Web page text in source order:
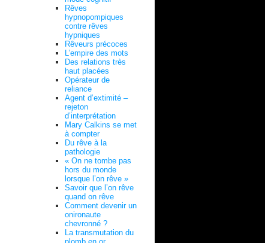
Rêves
hypnopompiques
contre rêves
hypniques
Rêveurs précoces
L’empire des mots
Des relations très
haut placées
Opérateur de
reliance
Agent d’extimité –
rejeton
d’interprétation
Mary Calkins se met
à compter
Du rêve à la
pathologie
« On ne tombe pas
hors du monde
lorsque l’on rêve »
Savoir que l’on rêve
quand on rêve
Comment devenir un
onironaute
chevronné ?
La transmutation du